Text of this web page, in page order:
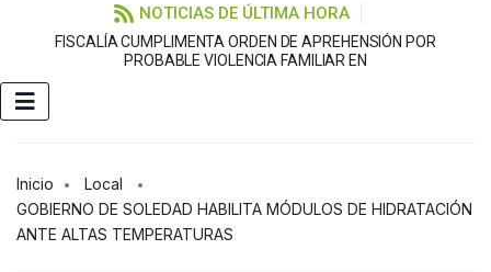
NOTICIAS DE ÚLTIMA HORA
FISCALÍA CUMPLIMENTA ORDEN DE APREHENSIÓN POR
PROBABLE VIOLENCIA FAMILIAR EN
Inicio
Local
GOBIERNO DE SOLEDAD HABILITA MÓDULOS DE HIDRATACIÓN
ANTE ALTAS TEMPERATURAS